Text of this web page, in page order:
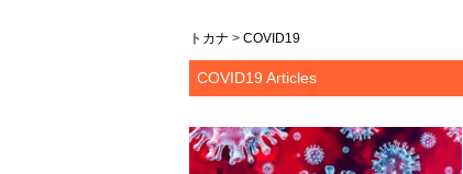
トカナ > COVID19
COVID19 Articles